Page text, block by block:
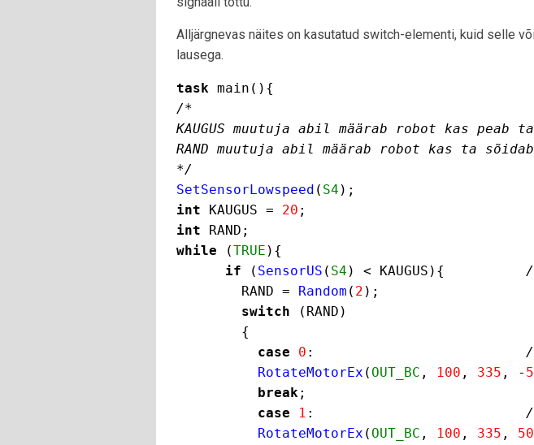
Alljärgnevas näites on kasutatud switch-elementi, kuid selle
lausega.
task
/*
KAUGUS muutuja abil määrab robot kas peab
RAND muutuja abil määrab robot kas ta
SetSensorLowspeed ( S4
int KAUGUS = 20
int
while
(TRUE ){
if
( SensorUS ( S4 ) < KAUGUS){
RAND = Random ( 2 );
switch
(RAND)
        {
case 0 :
RotateMotorEx ( OUT_BC , 100 , 335 , -
break;
case
1 :
RotateMotorEx ( OUT_BC , 100 , 335 , 50